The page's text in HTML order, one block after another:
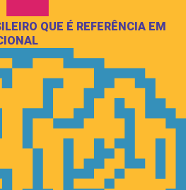
QUE É REFERÊNCIA EM